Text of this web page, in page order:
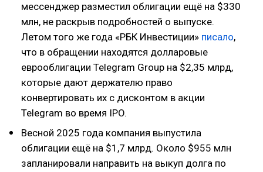
мессенджер разместил облигации ещё на $330
млн, не раскрыв подробностей о выпуске.
Летом того же года «РБК Инвестиции» писало,
что в обращении находятся долларовые
еврооблигации Telegram Group на $2,35 млрд,
которые дают держателю право
конвертировать их с дисконтом в акции
Telegram во время IPO.
Весной 2025 года компания выпустила
облигации ещё на $1,7 млрд. Около $955 млн
запланировали направить на выкуп долга по